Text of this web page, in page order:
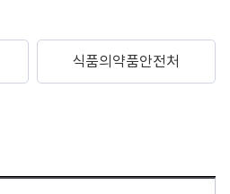
08 알림마당
식품의약품안전처